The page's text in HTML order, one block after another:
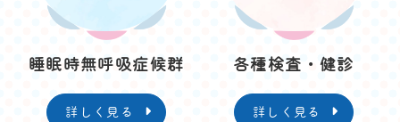
睡眠時無呼吸症候群
詳しく見る
各種検査・健診
詳しく見る